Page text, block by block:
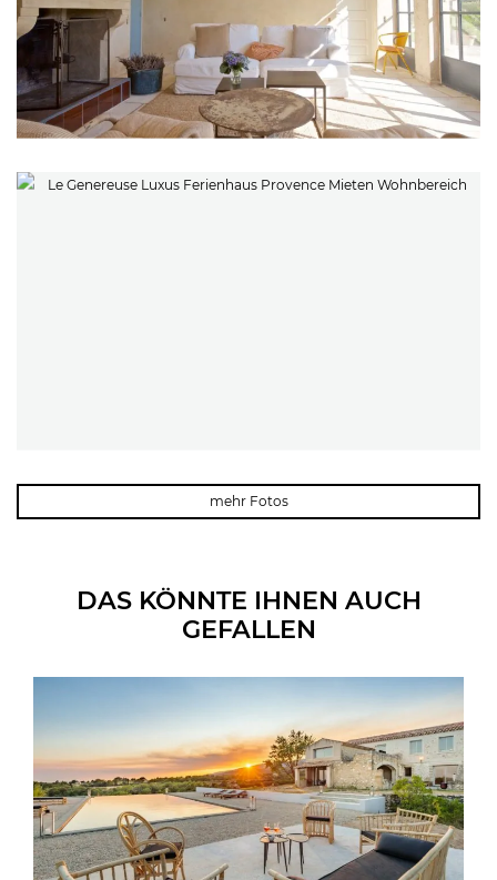
mehr Fotos
DAS KÖNNTE IHNEN AUCH
GEFALLEN